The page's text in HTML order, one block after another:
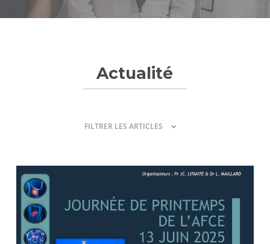
Actualité
FILTRER LES ARTICLES